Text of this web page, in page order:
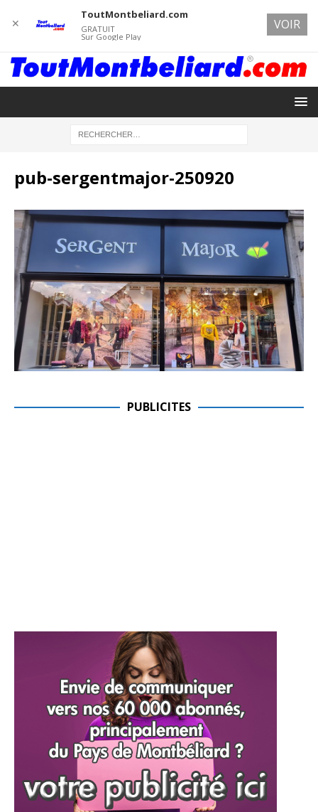
pub-sergentmajor-250920
PUBLICITES
✕
ToutMontbeliard.com
GRATUIT
Sur Google Play
VOIR